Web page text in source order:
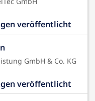
veröffentlicht
GmbH & Co. KG
veröffentlicht